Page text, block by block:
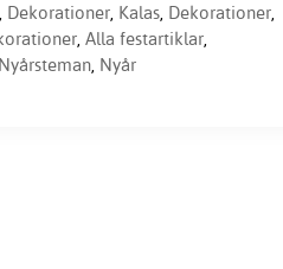
, Dekorationer, Kalas, Dekorationer,
, Alla festartiklar,
Nyårsteman, Nyår